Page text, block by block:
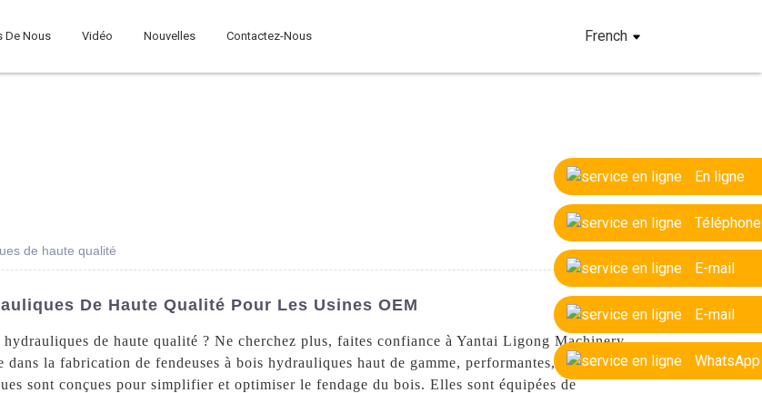
De Nous Vidéo Nouvelles Contactez-Nous French
En ligne
Téléphone
E-mail
E-mail
WhatsApp
de haute qualité
De Haute Qualité Pour Les Usines OEM
de haute qualité ? Ne cherchez plus, faites confiance à Yantai Ligong Machinery
la fabrication de fendeuses à bois hydrauliques haut de gamme, performantes, durables et
sont conçues pour simplifier et optimiser le fendage du bois. Elles sont équipées de